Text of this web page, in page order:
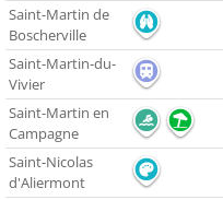
Saint-Martin de
Boscherville
Saint-Martin-du-
Vivier
Saint-Martin en
Campagne
Saint-Nicolas
d'Aliermont